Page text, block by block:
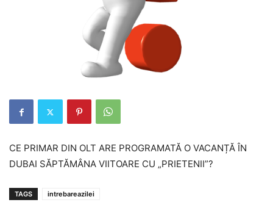
CE PRIMAR DIN OLT ARE PROGRAMATĂ O VACANȚĂ ÎN
DUBAI SĂPTĂMÂNA VIITOARE CU „PRIETENII”?
TAGS intrebareazilei